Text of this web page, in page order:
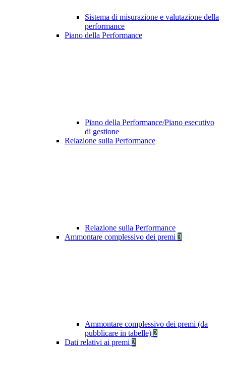
Sistema di misurazione e valutazione della
performance
Piano della Performance
Piano della Performance/Piano esecutivo
di gestione
Relazione sulla Performance
Relazione sulla Performance
Ammontare complessivo dei premi 3
Ammontare complessivo dei premi (da
pubblicare in tabelle) 2
Dati relativi ai premi 2